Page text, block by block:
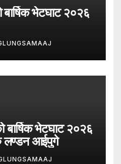
भेटघाट २०२६
भेटघाट २०२६
लण्डन आईपुगे